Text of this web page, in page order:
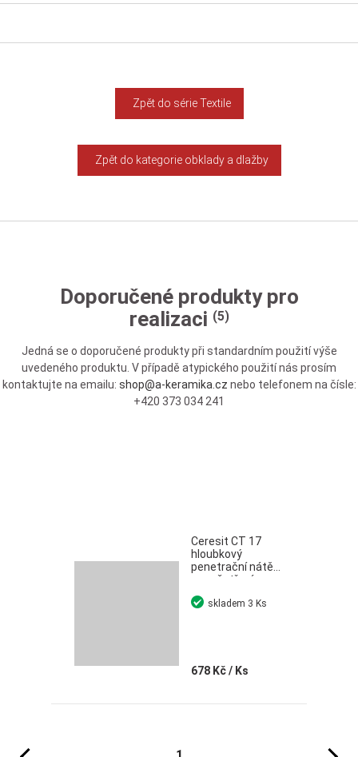
Zpět do série Textile
Zpět do kategorie obklady a dlažby
Doporučené produkty pro
realizaci (5)
Jedná se o doporučené produkty při standardním použití výše
uvedeného produktu. V případě atypického použití nás prosím
kontaktujte na emailu: shop@a-keramika.cz nebo telefonem na čísle:
+420 373 034 241
Ceresit CT 17
hloubkový
penetrační nátěr
pro ošetření
savých podkladů
5 l
678 Kč/ Ks
skladem 3 Ks
Předchozí